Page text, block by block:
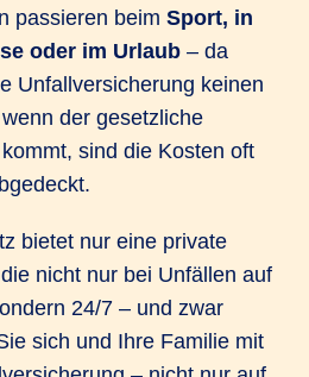
passieren beim Sport, in
oder im Urlaub – da
Unfallversicherung keinen
der gesetzliche
sind die Kosten oft
bietet nur eine private
nicht nur bei Unfällen auf
24/7 – und zwar
sich und Ihre Familie mit